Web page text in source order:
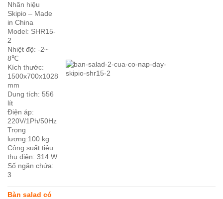
Nhãn hiệu
Skipio – Made
in China
Model: SHR15-
2
Nhiệt độ: -2~
8℃
Kích thước:
1500x700x1028
mm
Dung tích: 556
lít
Điện áp:
220V/1Ph/50Hz
Trọng
lượng:100 kg
Công suất tiêu
thụ điện: 314 W
Số ngăn chứa:
3
Bàn salad có